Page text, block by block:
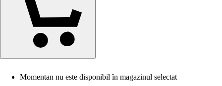
Momentan nu este disponibil în magazinul selectat